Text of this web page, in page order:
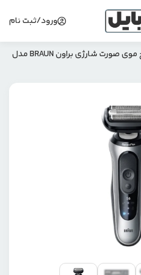
ورود/ثبت نام
/ ماشین اصلاح موی صورت شارژی براون BRAUN مدل